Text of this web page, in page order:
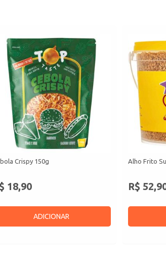
Crispy 150g
18,90
ADICIONAR
Alho Frito
R$